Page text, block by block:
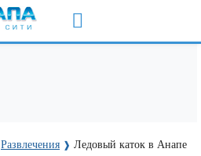
Развлечения ❱ Ледовый каток в Анапе